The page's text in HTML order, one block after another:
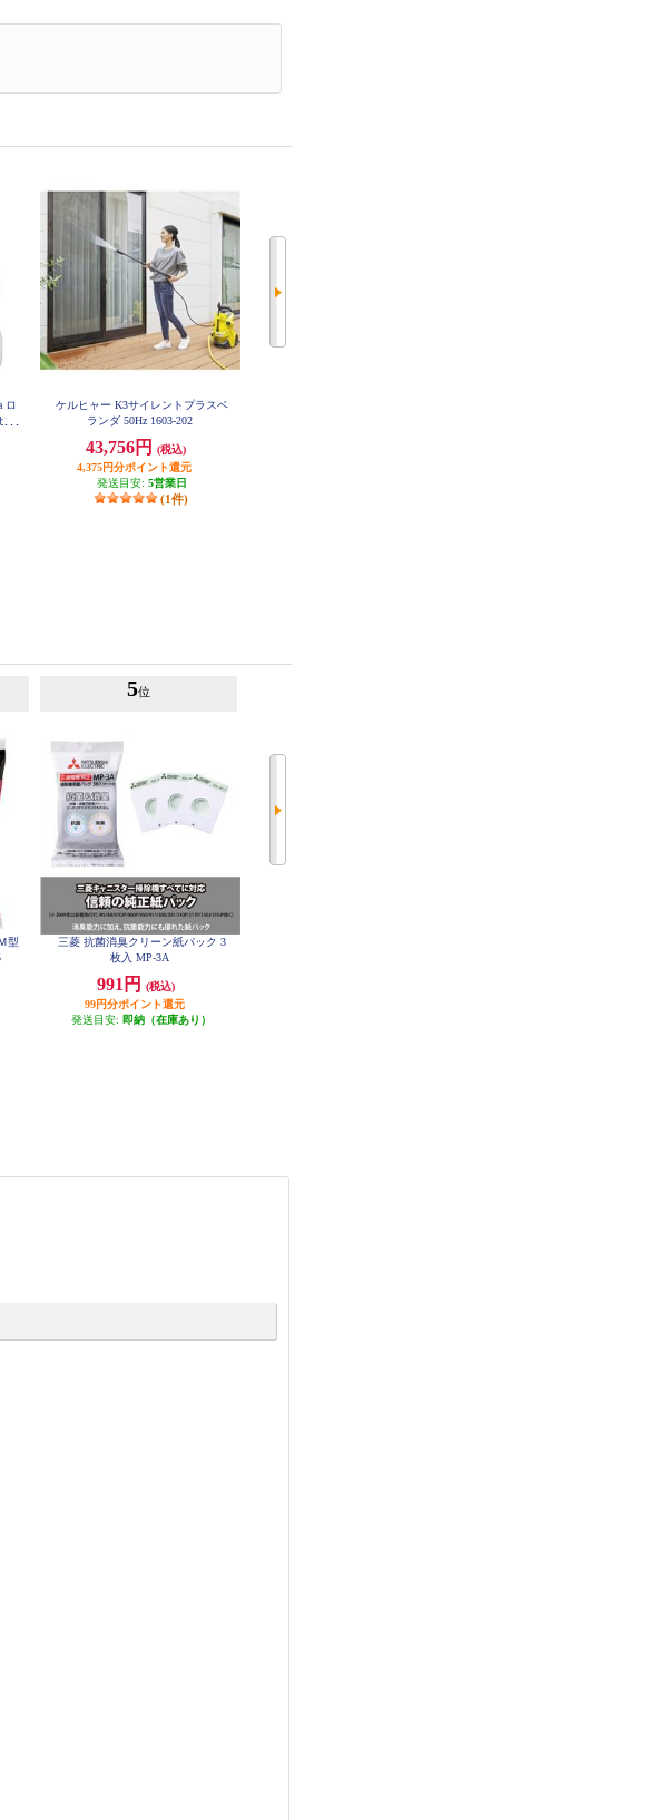
ロ
ッ
ケルヒャー K3サイレントプラスベ
ランダ 50Hz 1603-202
43,756円
(税込)
4,375円分ポイント還元
発送目安: 5営業日
(1件)
型
5位
三菱 抗菌消臭クリーン紙パック 3
枚入 MP-3A
991円
(税込)
99円分ポイント還元
発送目安: 即納（在庫あり）